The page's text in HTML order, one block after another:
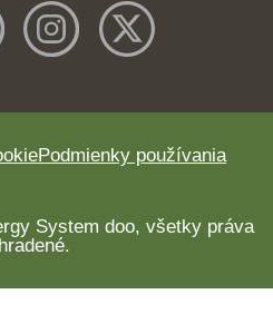
Podmienky používania
System doo, všetky práva